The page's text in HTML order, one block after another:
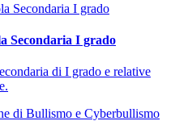
Secondaria I grado
di I grado e relative